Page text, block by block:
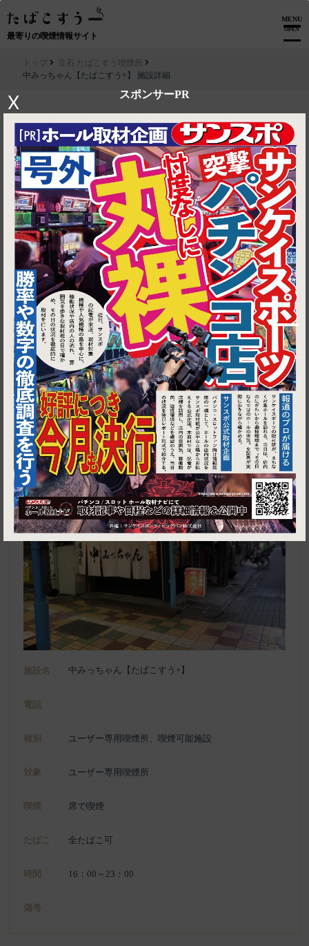
最寄りの喫煙情報サイト
MENU
OPEN
スポンサーPR
X
1
トップ
立石 たばこすう喫煙所
中みっちゃん【たばこすう+】 施設詳細
▶ ルートを見る
立石 たばこすう喫煙所│中みっちゃん【たばこすう+】
東京都葛飾区立石1-17-9
施設名 中みっちゃん【たばこすう+】
電話
種別 ユーザー専用喫煙所、喫煙可能施設
対象 ユーザー専用喫煙所
喫煙 席で喫煙
たばこ 全たばこ可
時間 16：00～23：00
備考